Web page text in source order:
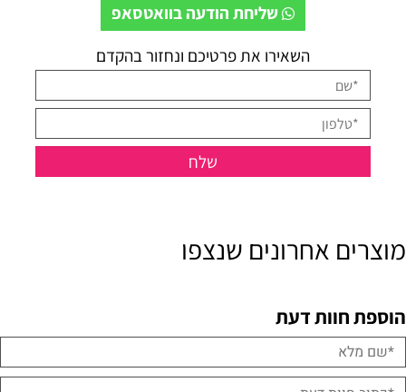
שליחת הודעה בוואטסאפ
השאירו את פרטיכם ונחזור בהקדם
מוצרים אחרונים שנצפו
הוספת חוות דעת